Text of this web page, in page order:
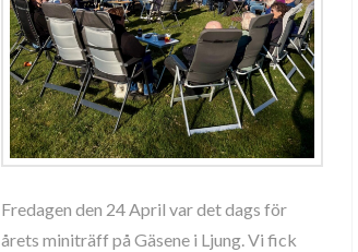
Fredagen den 24 April var det dags för
årets miniträff på Gäsene i Ljung. Vi fick